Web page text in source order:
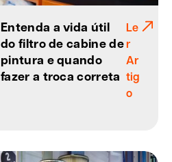
Entenda a vida útil
do filtro de cabine de
pintura e quando
fazer a troca correta
Le
r
Ar
tig
o